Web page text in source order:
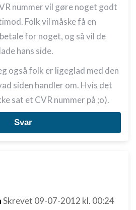
nummer vil gøre noget godt
Folk vil måske få en
for noget, og så vil de
hans side.
også folk er ligeglad med den
siden handler om. Hvis det
sat et CVR nummer på ;o).
Svar
Skrevet 09-07-2012 kl. 00:24